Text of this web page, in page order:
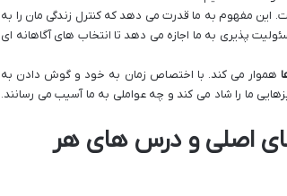
این مفهوم به ما قدرت می دهد که کنترل زندگی مان را به
پذیری به ما اجازه می دهد تا انتخاب های آگاهانه ای
هموار می کند. با اختصاص زمان به خود و گوش دادن به
ما را شاد می کند و چه عواملی به ما آسیب می رسانند.
اصلی و درس های هر